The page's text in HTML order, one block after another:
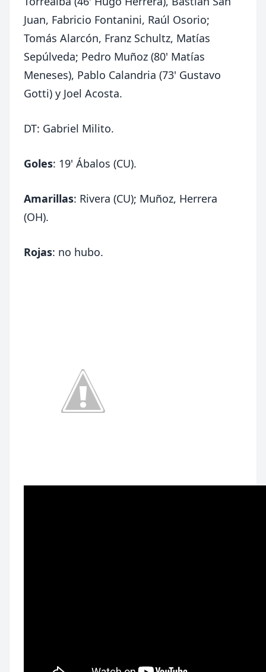
Juan, Fabricio Fontanini, Raúl Osorio;
Tomás Alarcón, Franz Schultz, Matías
Sepúlveda; Pedro Muñoz (80' Matías
Meneses), Pablo Calandria (73' Gustavo
Gotti) y Joel Acosta.
DT: Gabriel Milito.
Goles: 19' Ábalos (CU).
Amarillas: Rivera (CU); Muñoz, Herrera
(OH).
Rojas: no hubo.